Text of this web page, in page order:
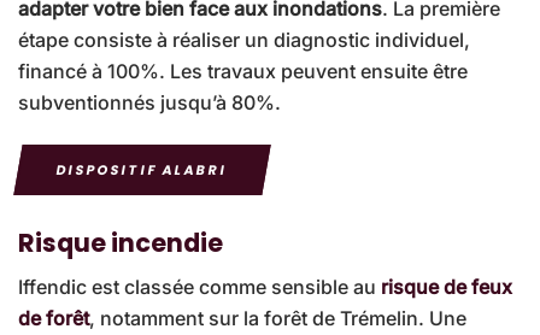
adapter votre bien face aux inondations. La première
étape consiste à réaliser un diagnostic individuel,
financé à 100%. Les travaux peuvent ensuite être
subventionnés jusqu’à 80%.
DISPOSITIF ALABRI
Risque incendie
Iffendic est classée comme sensible au risque de feux
de forêt, notamment sur la forêt de Trémelin. Une